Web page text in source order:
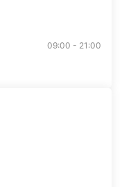
09:00 - 21:00